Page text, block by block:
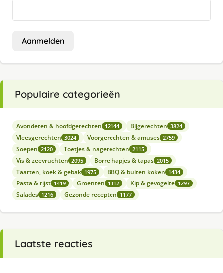
Aanmelden
Populaire categorieën
Avondeten & hoofdgerechten 12144 Bijgerechten 3824
Vleesgerechten 3024 Voorgerechten & amuses 2759
Soepen 2120 Toetjes & nagerechten 2115
Vis & zeevruchten 2095 Borrelhapjes & tapas 2015
Taarten, koek & gebak 1975 BBQ & buiten koken 1434
Pasta & rijst 1419 Groenten 1312 Kip & gevogelte 1297
Salades 1216 Gezonde recepten 1177
Laatste reacties